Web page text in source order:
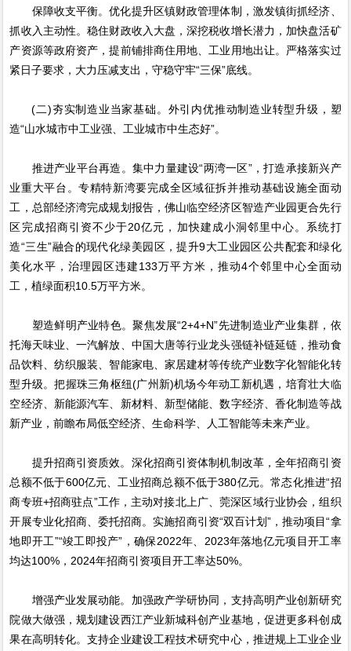
保障收支平衡。优化提升区镇财政管理体制，激发镇街抓经济、
抓收入主动性。稳住财政收入大盘，深挖税收增长潜力，加快盘活矿
产资源等政府资产，提前铺排商住用地、工业用地出让。严格落实过
紧日子要求，大力压减支出，守稳守牢“三保”底线。
(二)夯实制造业当家基础。外引内优推动制造业转型升级，塑
造“山水城市中工业强、工业城市中生态好”。
推进产业平台再造。集中力量建设“两湾一区”，打造承接新兴产
业重大平台。专精特新湾要完成全区域征拆并推动基础设施全面动
工，总部经济湾完成规划报告，佛山临空经济区智造产业园更合先行
区完成招商引资不少于20亿元，加快建成小洞邻里中心。系统打
造“三生”融合的现代化绿美园区，提升9大工业园区公共配套和绿化
美化水平，治理园区违建133万平方米，推动4个邻里中心全面动
工，植绿面积10.5万平方米。
塑造鲜明产业特色。聚焦发展“2+4+N”先进制造业产业集群，依
托海天味业、一汽解放、中国大唐等行业龙头强链补链延链，推动食
品饮料、纺织服装、智能家电、家居建材等传统产业数字化智能化转
型升级。把握珠三角枢纽(广州新)机场今年动工新机遇，培育壮大临
空经济、新能源汽车、新材料、新型储能、数字经济、香化制造等战
新产业，前瞻布局低空经济、生命科学、人工智能等未来产业。
提升招商引资质效。深化招商引资体制机制改革，全年招商引资
总额不低于600亿元、工业招商总额不低于380亿元。常态化推进“招
商专班+招商驻点”工作，主动对接北上广、莞深区域行业协会，组织
开展专业化招商、委托招商。实施招商引资“双百计划”，推动项目“拿
地即开工”“竣工即投产”，确保2022年、2023年落地亿元项目开工率
均达100%，2024年招商引资项目开工率达50%。
增强产业发展动能。加强政产学研协同，支持高明产业创新研究
院做大做强，规划建设西江产业新城科创产业基地，促进更多科创成
果在高明转化。支持企业建设工程技术研究中心，推进规上工业企业